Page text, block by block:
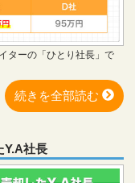
ターの「ひとり社長」で
続きを全部読む
Y.A社長